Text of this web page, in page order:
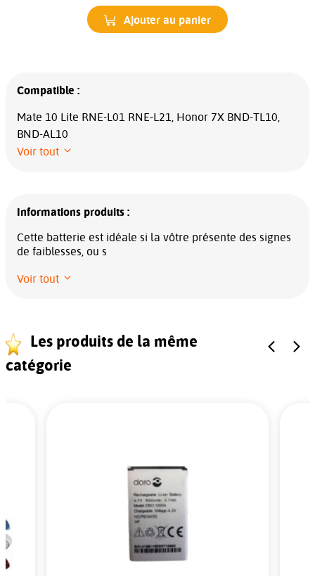
Ajouter au panier
Compatible :
Mate 10 Lite RNE-L01 RNE-L21, Honor 7X BND-TL10,
BND-AL10
Voir tout
Informations produits :
Cette batterie est idéale si la vôtre présente des signes
de faiblesses, ou s
Voir tout
Les produits de la même
catégorie